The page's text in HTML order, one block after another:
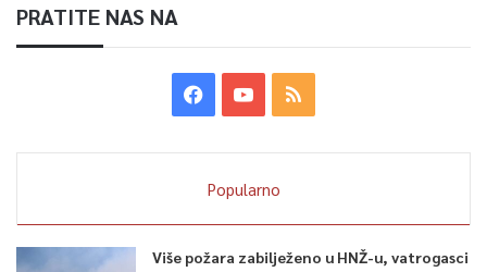
PRATITE NAS NA
Popularno
Više požara zabilježeno u HNŽ-u, vatrogasci